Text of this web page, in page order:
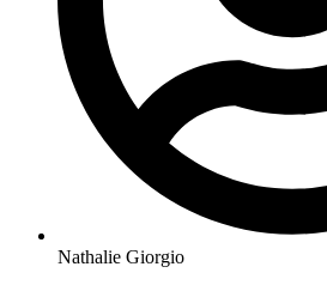
Nathalie Giorgio